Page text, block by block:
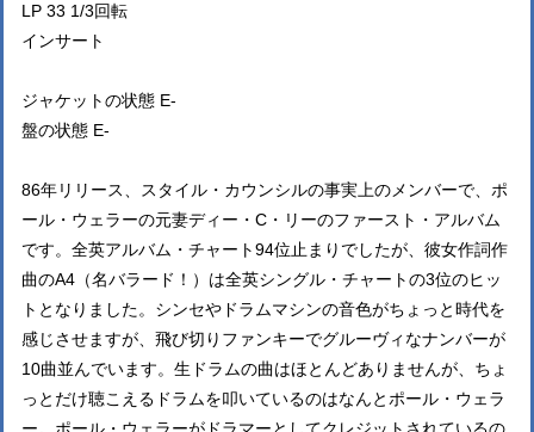
LP 33 1/3回転
インサート
ジャケットの状態 E-
盤の状態 E-
86年リリース、スタイル・カウンシルの事実上のメンバーで、ポ
ール・ウェラーの元妻ディー・C・リーのファースト・アルバム
です。全英アルバム・チャート94位止まりでしたが、彼女作詞作
曲のA4（名バラード！）は全英シングル・チャートの3位のヒッ
トとなりました。シンセやドラムマシンの音色がちょっと時代を
感じさせますが、飛び切りファンキーでグルーヴィなナンバーが
10曲並んでいます。生ドラムの曲はほとんどありませんが、ちょ
っとだけ聴こえるドラムを叩いているのはなんとポール・ウェラ